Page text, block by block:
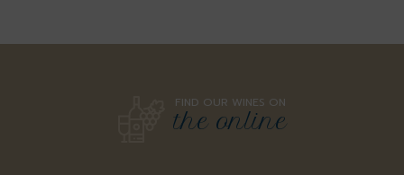
FIND OUR WINES ON
the online